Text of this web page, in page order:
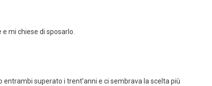
mi chiese di sposarlo.
superato i trent’anni e ci sembrava la scelta più